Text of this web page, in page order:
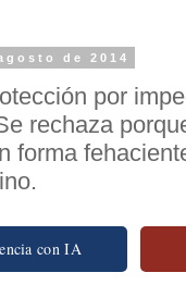
de 2014
por
rechaza
forma
con IA